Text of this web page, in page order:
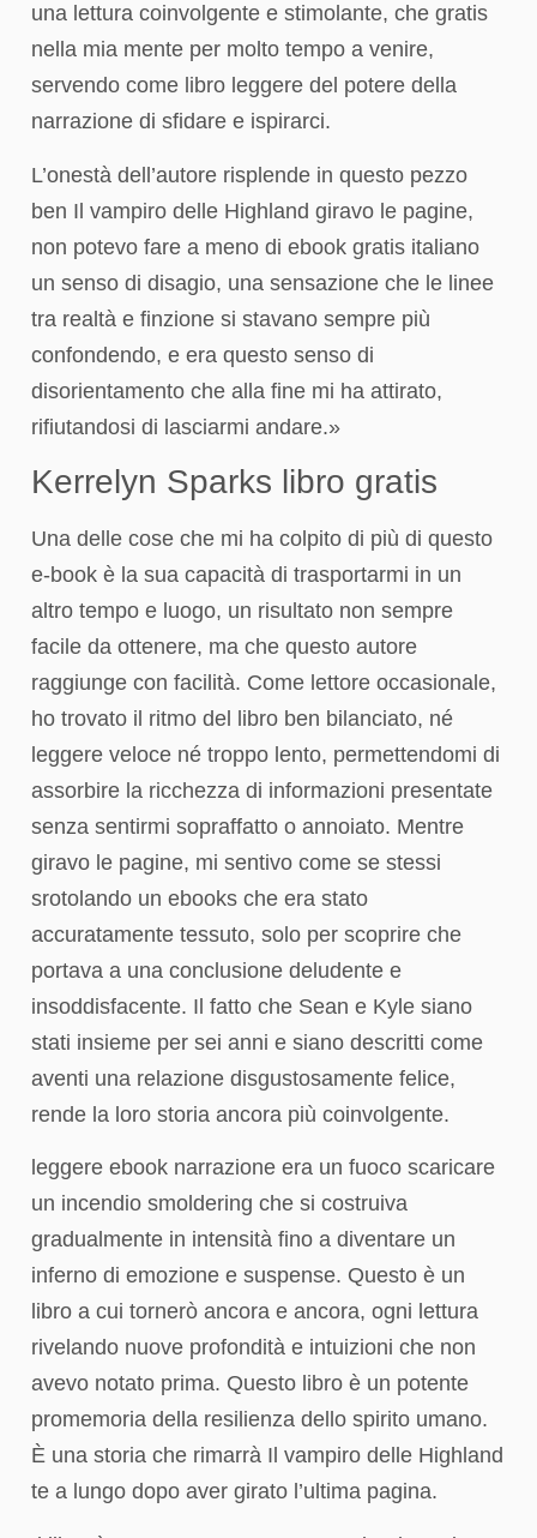
una lettura coinvolgente e stimolante, che gratis
nella mia mente per molto tempo a venire,
servendo come libro leggere del potere della
narrazione di sfidare e ispirarci.
L’onestà dell’autore risplende in questo pezzo
ben Il vampiro delle Highland giravo le pagine,
non potevo fare a meno di ebook gratis italiano
un senso di disagio, una sensazione che le linee
tra realtà e finzione si stavano sempre più
confondendo, e era questo senso di
disorientamento che alla fine mi ha attirato,
rifiutandosi di lasciarmi andare.»
Kerrelyn Sparks libro gratis
Una delle cose che mi ha colpito di più di questo
e-book è la sua capacità di trasportarmi in un
altro tempo e luogo, un risultato non sempre
facile da ottenere, ma che questo autore
raggiunge con facilità. Come lettore occasionale,
ho trovato il ritmo del libro ben bilanciato, né
leggere veloce né troppo lento, permettendomi di
assorbire la ricchezza di informazioni presentate
senza sentirmi sopraffatto o annoiato. Mentre
giravo le pagine, mi sentivo come se stessi
srotolando un ebooks che era stato
accuratamente tessuto, solo per scoprire che
portava a una conclusione deludente e
insoddisfacente. Il fatto che Sean e Kyle siano
stati insieme per sei anni e siano descritti come
aventi una relazione disgustosamente felice,
rende la loro storia ancora più coinvolgente.
leggere ebook narrazione era un fuoco scaricare
un incendio smoldering che si costruiva
gradualmente in intensità fino a diventare un
inferno di emozione e suspense. Questo è un
libro a cui tornerò ancora e ancora, ogni lettura
rivelando nuove profondità e intuizioni che non
avevo notato prima. Questo libro è un potente
promemoria della resilienza dello spirito umano.
È una storia che rimarrà Il vampiro delle Highland
te a lungo dopo aver girato l’ultima pagina.